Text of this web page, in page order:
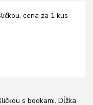
s bodkami. Dĺžka